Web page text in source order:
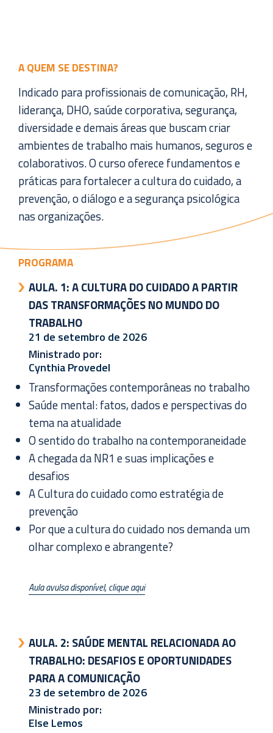
A QUEM SE DESTINA?
Indicado para profissionais de comunicação, RH,
liderança, DHO, saúde corporativa, segurança,
diversidade e demais áreas que buscam criar
ambientes de trabalho mais humanos, seguros e
colaborativos. O curso oferece fundamentos e
práticas para fortalecer a cultura do cuidado, a
prevenção, o diálogo e a segurança psicológica
nas organizações.
PROGRAMA
AULA. 1:A CULTURA DO CUIDADO A PARTIR
DAS TRANSFORMAÇÕES NO MUNDO DO
TRABALHO
21 de setembro de 2026
Ministrado por:
Cynthia Provedel
Transformações contemporâneas no trabalho
Saúde mental: fatos, dados e perspectivas do
tema na atualidade
O sentido do trabalho na contemporaneidade
A chegada da NR1 e suas implicações e
desafios
A Cultura do cuidado como estratégia de
prevenção
Por que a cultura do cuidado nos demanda um
olhar complexo e abrangente?
Aula avulsa disponível, clique aqui
AULA. 2: SAÚDE MENTAL RELACIONADA AO
TRABALHO: DESAFIOS E OPORTUNIDADES
PARA A COMUNICAÇÃO
23 de setembro de 2026
Ministrado por:
Else Lemos